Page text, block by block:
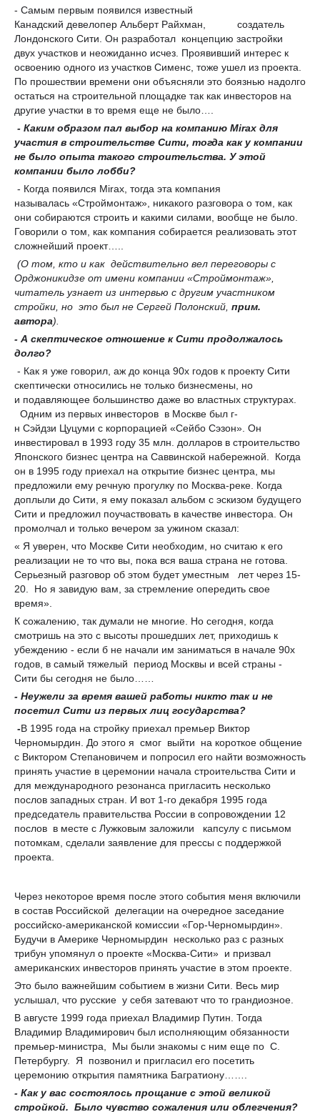
- Самым первым появился известный
Канадский девелопер Альберт Райхман, создатель
Лондонского Сити. Он разработал концепцию застройки
двух участков и неожиданно исчез. Проявивший интерес к
освоению одного из участков Сименс, тоже ушел из проекта.
По прошествии времени они объясняли это боязнью надолго
остаться на строительной площадке так как инвесторов на
другие участки в то время еще не было….
- Каким образом пал выбор на компанию Мirах для
участия в строительстве Сити, тогда как у компании
не было опыта такого строительства. У этой
компании было лобби?
- Когда появился Мirах, тогда эта компания
называлась «Строймонтаж», никакого разговора о том, как
они собираются строить и какими силами, вообще не было.
Говорили о том, как компания собирается реализовать этот
сложнейший проект…..
(О том, кто и как действительно вел переговоры с
Орджоникидзе от имени компании «Строймонтаж»,
читатель узнает из интервью с другим участником
стройки, но это был не Сергей Полонский, прим.
автора).
- А скептическое отношение к Сити продолжалось
долго?
- Как я уже говорил, аж до конца 90х годов к проекту Сити
скептически относились не только бизнесмены, но
и подавляющее большинство даже во властных структурах.
Одним из первых инвесторов в Москве был г-
н Сэйдзи Цуцуми с корпорацией «Сейбо Сэзон». Он
инвестировал в 1993 году 35 млн. долларов в строительство
Японского бизнес центра на Саввинской набережной. Когда
он в 1995 году приехал на открытие бизнес центра, мы
предложили ему речную прогулку по Москва-реке. Когда
доплыли до Сити, я ему показал альбом с эскизом будущего
Сити и предложил поучаствовать в качестве инвестора. Он
промолчал и только вечером за ужином сказал:
« Я уверен, что Москве Сити необходим, но считаю к его
реализации не то что вы, пока вся ваша страна не готова.
Серьезный разговор об этом будет уместным лет через 15-
20. Но я завидую вам, за стремление опередить свое
время».
К сожалению, так думали не многие. Но сегодня, когда
смотришь на это с высоты прошедших лет, приходишь к
убеждению - если б не начали им заниматься в начале 90х
годов, в самый тяжелый период Москвы и всей страны -
Сити бы сегодня не было……
- Неужели за время вашей работы никто так и не
посетил Сити из первых лиц государства?
-В 1995 года на стройку приехал премьер Виктор
Черномырдин. До этого я смог выйти на короткое общение
с Виктором Степановичем и попросил его найти возможность
принять участие в церемонии начала строительства Сити и
для международного резонанса пригласить несколько
послов западных стран. И вот 1-го декабря 1995 года
председатель правительства России в сопровождении 12
послов в месте с Лужковым заложили капсулу с письмом
потомкам, сделали заявление для прессы с поддержкой
проекта.
Через некоторое время после этого события меня включили
в состав Российской делегации на очередное заседание
российско-американской комиссии «Гор-Черномырдин».
Будучи в Америке Черномырдин несколько раз с разных
трибун упомянул о проекте «Москва-Сити» и призвал
американских инвесторов принять участие в этом проекте.
Это было важнейшим событием в жизни Сити. Весь мир
услышал, что русские у себя затевают что то грандиозное.
В августе 1999 года приехал Владимир Путин. Тогда
Владимир Владимирович был исполняющим обязанности
премьер-министра, Мы были знакомы с ним еще по С.
Петербургу. Я позвонил и пригласил его посетить
церемонию открытия памятника Багратиону…….
- Как у вас состоялось прощание с этой великой
стройкой. Было чувство сожаления или облегчения?